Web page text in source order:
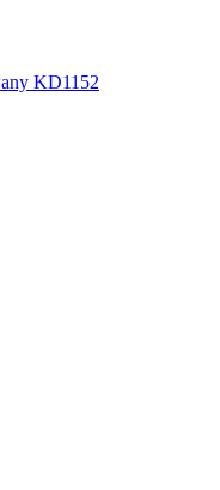
KD1152